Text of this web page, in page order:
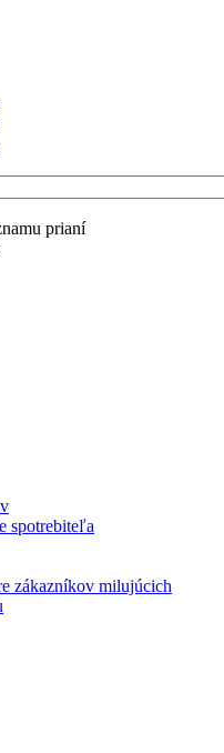
prianí
spotrebiteľa
zákazníkov milujúcich